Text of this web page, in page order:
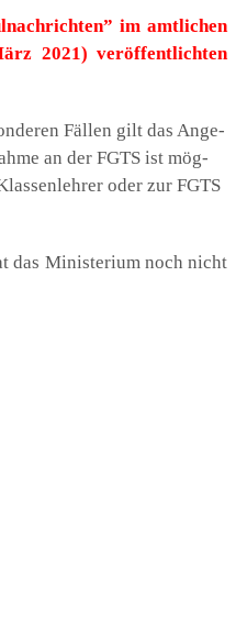
im amt­li­chen
2021) ver­öf­fent­lich­ten
Fäl­len gilt das Ange­
an der FGTS ist mög­
oder zur FGTS
das Minis­te­ri­um noch nicht